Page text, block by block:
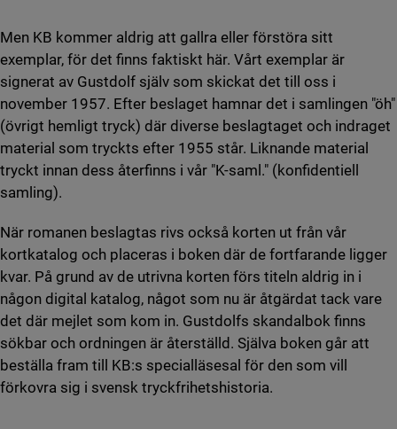
Men KB kommer aldrig att gallra eller förstöra sitt
exemplar, för det finns faktiskt här. Vårt exemplar är
signerat av Gustdolf själv som skickat det till oss i
november 1957. Efter beslaget hamnar det i samlingen "öh"
(övrigt hemligt tryck) där diverse beslagtaget och indraget
material som tryckts efter 1955 står. Liknande material
tryckt innan dess återfinns i vår "K-saml." (konfidentiell
samling).
När romanen beslagtas rivs också korten ut från vår
kortkatalog och placeras i boken där de fortfarande ligger
kvar. På grund av de utrivna korten förs titeln aldrig in i
någon digital katalog, något som nu är åtgärdat tack vare
det där mejlet som kom in. Gustdolfs skandalbok finns
sökbar och ordningen är återställd. Själva boken går att
beställa fram till KB:s specialläsesal för den som vill
förkovra sig i svensk tryckfrihetshistoria.